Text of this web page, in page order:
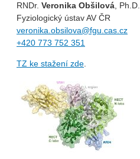
RNDr. Veronika Obšilová, Ph.D.
Fyziologický ústav AV ČR
veronika.obsilova@fgu.cas.cz
+420 773 752 351
TZ ke stažení zde.